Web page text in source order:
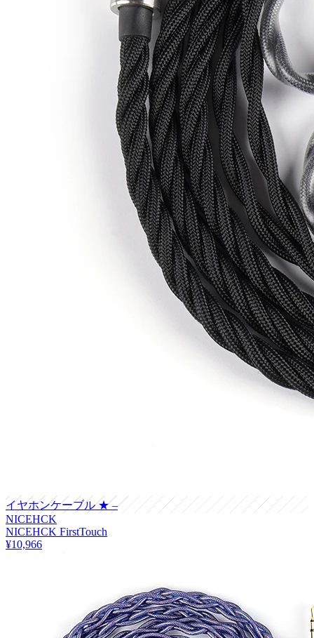
イヤホンケーブル ★ –
NICEHCK
NICEHCK FirstTouch
¥10,966